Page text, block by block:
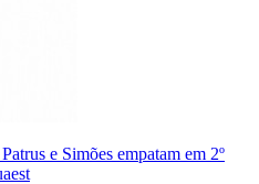
e Simões empatam em 2º